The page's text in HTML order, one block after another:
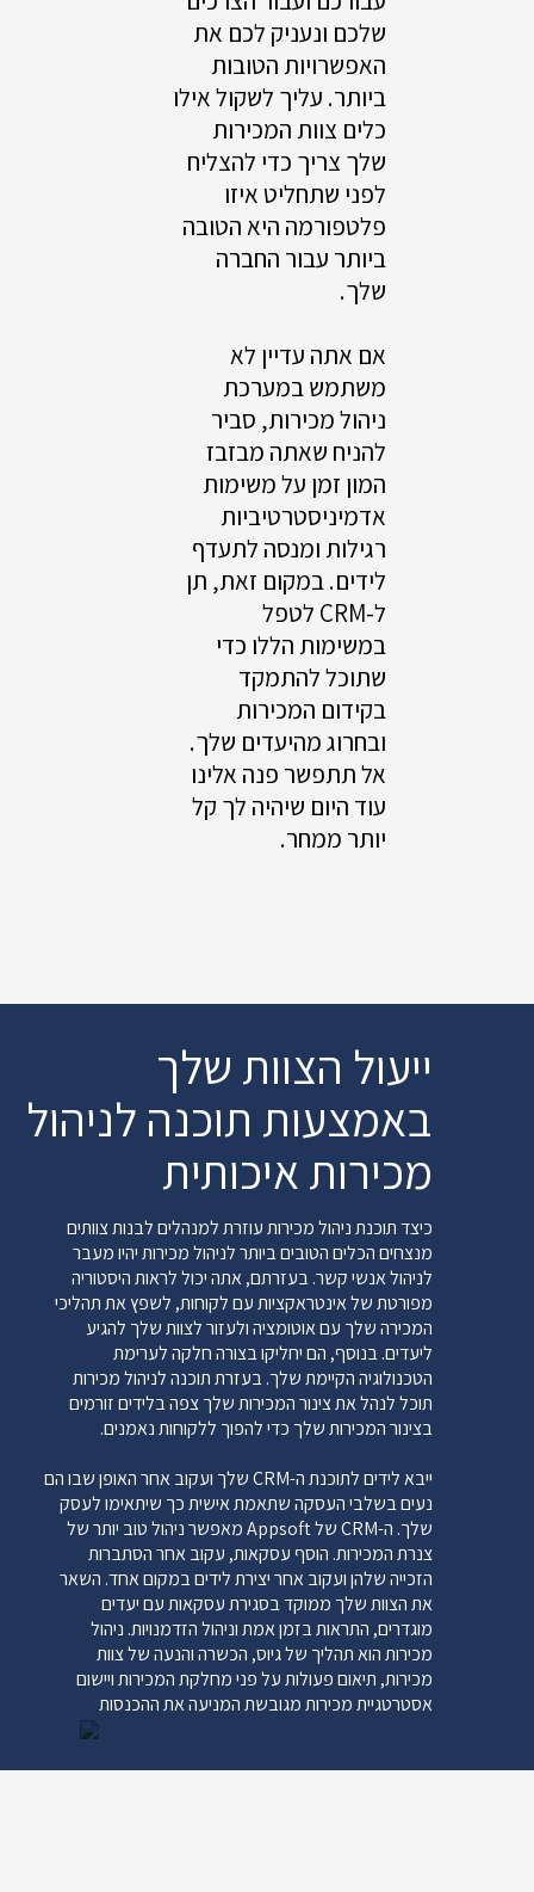
שלכם ונעניק לכם את
האפשרויות הטובות
ביותר. עליך לשקול אילו
כלים צוות המכירות
שלך צריך כדי להצליח
לפני שתחליט איזו
פלטפורמה היא הטובה
ביותר עבור החברה
שלך.
אם אתה עדיין לא
משתמש במערכת
ניהול מכירות, סביר
להניח שאתה מבזבז
המון זמן על משימות
אדמיניסטרטיביות
רגילות ומנסה לתעדף
לידים. במקום זאת, תן
ל-CRM לטפל
במשימות הללו כדי
שתוכל להתמקד
בקידום המכירות
ובחרוג מהיעדים שלך.
אל תתפשר פנה אלינו
עוד היום שיהיה לך קל
יותר ממחר.
ייעול הצוות שלך
באמצעות תוכנה לניהול
מכירות איכותית
כיצד תוכנת ניהול מכירות עוזרת למנהלים לבנות צוותים
מנצחים הכלים הטובים ביותר לניהול מכירות יהיו מעבר
לניהול אנשי קשר. בעזרתם, אתה יכול לראות היסטוריה
מפורטת של אינטראקציות עם לקוחות, לשפץ את תהליכי
המכירה שלך עם אוטומציה ולעזור לצוות שלך להגיע
ליעדים. בנוסף, הם יחליקו בצורה חלקה לערימת
הטכנולוגיה הקיימת שלך. בעזרת תוכנה לניהול מכירות
תוכל לנהל את צינור המכירות שלך צפה בלידים זורמים
בצינור המכירות שלך כדי להפוך ללקוחות נאמנים.
ייבא לידים לתוכנת ה-CRM שלך ועקוב אחר האופן שבו הם
נעים בשלבי העסקה שתאמת אישית כך שיתאימו לעסק
שלך. ה-CRM של Appsoft מאפשר ניהול טוב יותר של
צנרת המכירות. הוסף עסקאות, עקוב אחר הסתברות
הזכייה שלהן ועקוב אחר יצירת לידים במקום אחד. השאר
את הצוות שלך ממוקד בסגירת עסקאות עם יעדים
מוגדרים, התראות בזמן אמת וניהול הזדמנויות. ניהול
מכירות הוא תהליך של גיוס, הכשרה והנעה של צוות
מכירות, תיאום פעולות על פני מחלקת המכירות ויישום
אסטרטגיית מכירות מגובשת המניעה את ההכנסות